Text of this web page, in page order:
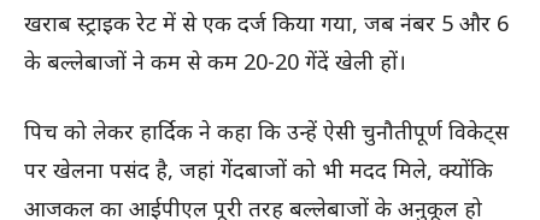
खराब स्ट्राइक रेट में से एक दर्ज किया गया, जब नंबर 5 और 6
के बल्लेबाजों ने कम से कम 20-20 गेंदें खेली हों।
पिच को लेकर हार्दिक ने कहा कि उन्हें ऐसी चुनौतीपूर्ण विकेट्स
पर खेलना पसंद है, जहां गेंदबाजों को भी मदद मिले, क्योंकि
आजकल का आईपीएल पूरी तरह बल्लेबाजों के अनुकूल हो